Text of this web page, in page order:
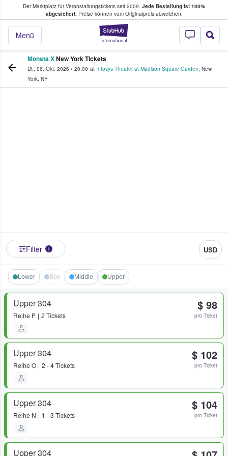
Der Marktplatz für Veranstaltungstickets seit 2009. Jede Bestellung ist 100%
abgesichert.Preise können vom Originalpreis abweichen.
StubHub - Wo
Menü
Tickets kaufen & verkaufen
Monsta XNew York Tickets
Di., 06. Okt. 2026 • 20:00 at Infosys Theater at Madison Square Garden, New
York, NY
Filter 1 USD
Lower Box Middle Upper
Upper 304
Reihe P 2 Tickets
$ 98
pro Ticket
Upper 304
Reihe O 2 - 4 Tickets
$ 102
pro Ticket
Upper 304
Reihe N 1 - 3 Tickets
$ 104
pro Ticket
Upper 304